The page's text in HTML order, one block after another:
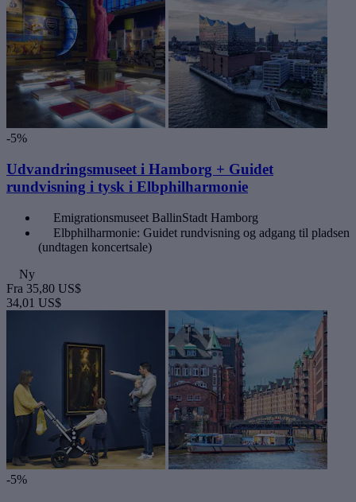
-5%
Udvandringsmuseet i Hamborg + Guidet
rundvisning i tysk i Elbphilharmonie
Emigrationsmuseet BallinStadt Hamborg
Elbphilharmonie: Guidet rundvisning og adgang til pladsen
(undtagen koncertsale)
Ny
Fra 35,80 US$
34,01 US$
-5%